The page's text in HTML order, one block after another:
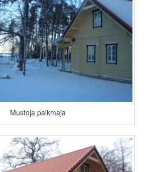
Mustoja palkmaja